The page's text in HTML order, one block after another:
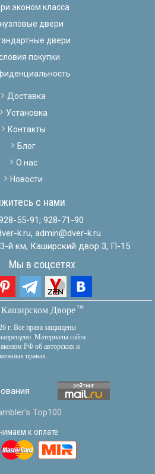
эконом класса
двери
двери
покупки
Доставка
Установка
Контакты
Блог
О нас
Новости
с нами
55-91; 928-71-90
k.ru, admin@dver-k.ru
й км, Каширский двор 3, П-15
Мы в соцсетях
Каширском Дворетм
г. Все права защищены
Материалы сайта
РФ об авторских и
правах.
к оплате